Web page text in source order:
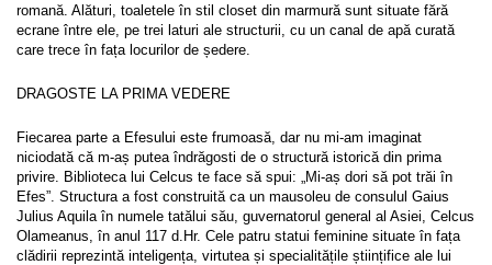
romană. Alături, toaletele în stil closet din marmură sunt situate fără
ecrane între ele, pe trei laturi ale structurii, cu un canal de apă curată
care trece în fața locurilor de ședere.
DRAGOSTE LA PRIMA VEDERE
Fiecarea parte a Efesului este frumoasă, dar nu mi-am imaginat
niciodată că m-aș putea îndrăgosti de o structură istorică din prima
privire. Biblioteca lui Celcus te face să spui: „Mi-aș dori să pot trăi în
Efes”. Structura a fost construită ca un mausoleu de consulul Gaius
Julius Aquila în numele tatălui său, guvernatorul general al Asiei, Celcus
Olameanus, în anul 117 d.Hr. Cele patru statui feminine situate în fața
clădirii reprezintă inteligența, virtutea și specialitățile științifice ale lui